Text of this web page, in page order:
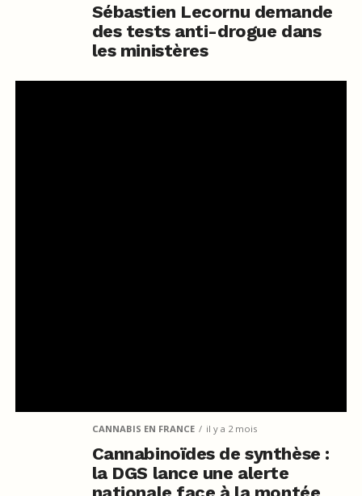
Sébastien Lecornu demande
des tests anti-drogue dans
les ministères
CANNABIS EN FRANCE il y a 2 mois
Cannabinoïdes de synthèse :
la DGS lance une alerte